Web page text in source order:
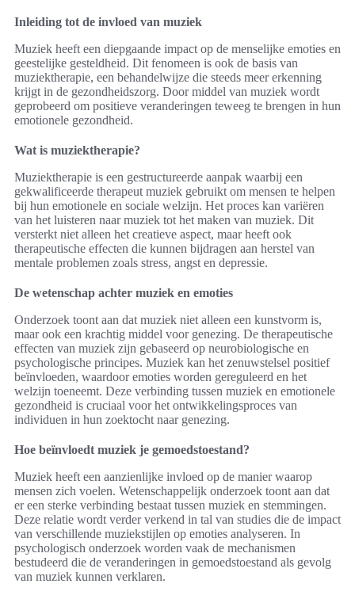
Inleiding tot de invloed van muziek
Muziek heeft een diepgaande impact op de menselijke emoties en
geestelijke gesteldheid. Dit fenomeen is ook de basis van
muziektherapie, een behandelwijze die steeds meer erkenning
krijgt in de gezondheidszorg. Door middel van muziek wordt
geprobeerd om positieve veranderingen teweeg te brengen in hun
emotionele gezondheid.
Wat is muziektherapie?
Muziektherapie is een gestructureerde aanpak waarbij een
gekwalificeerde therapeut muziek gebruikt om mensen te helpen
bij hun emotionele en sociale welzijn. Het proces kan variëren
van het luisteren naar muziek tot het maken van muziek. Dit
versterkt niet alleen het creatieve aspect, maar heeft ook
therapeutische effecten die kunnen bijdragen aan herstel van
mentale problemen zoals stress, angst en depressie.
De wetenschap achter muziek en emoties
Onderzoek toont aan dat muziek niet alleen een kunstvorm is,
maar ook een krachtig middel voor genezing. De therapeutische
effecten van muziek zijn gebaseerd op neurobiologische en
psychologische principes. Muziek kan het zenuwstelsel positief
beïnvloeden, waardoor emoties worden gereguleerd en het
welzijn toeneemt. Deze verbinding tussen muziek en emotionele
gezondheid is cruciaal voor het ontwikkelingsproces van
individuen in hun zoektocht naar genezing.
Hoe beïnvloedt muziek je gemoedstoestand?
Muziek heeft een aanzienlijke invloed op de manier waarop
mensen zich voelen. Wetenschappelijk onderzoek toont aan dat
er een sterke verbinding bestaat tussen muziek en stemmingen.
Deze relatie wordt verder verkend in tal van studies die de impact
van verschillende muziekstijlen op emoties analyseren. In
psychologisch onderzoek worden vaak de mechanismen
bestudeerd die de veranderingen in gemoedstoestand als gevolg
van muziek kunnen verklaren.